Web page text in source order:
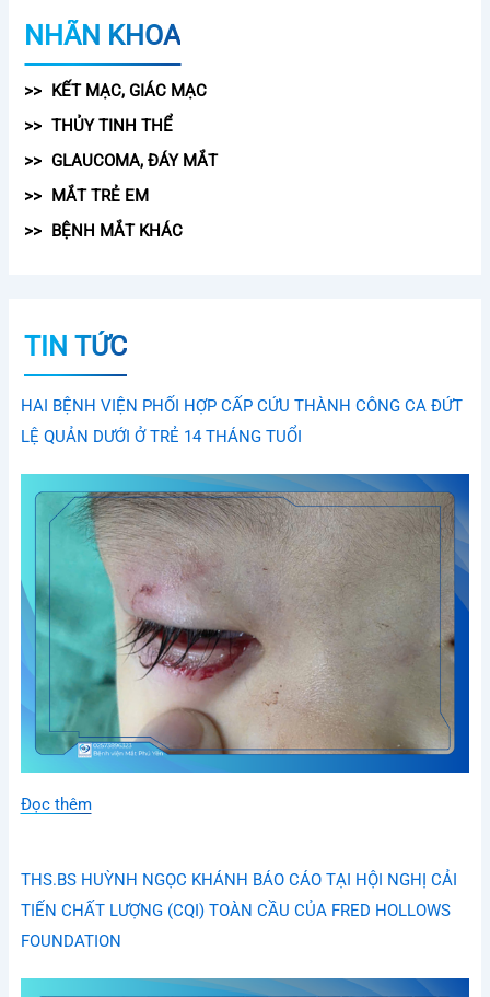
NHÃN KHOA
KẾT MẠC, GIÁC MẠC
THỦY TINH THỂ
GLAUCOMA, ĐÁY MẮT
MẮT TRẺ EM
BỆNH MẮT KHÁC
TIN TỨC
HAI BỆNH VIỆN PHỐI HỢP CẤP CỨU THÀNH CÔNG CA ĐỨT
LỆ QUẢN DƯỚI Ở TRẺ 14 THÁNG TUỔI
Đọc thêm
THS.BS HUỲNH NGỌC KHÁNH BÁO CÁO TẠI HỘI NGHỊ CẢI
TIẾN CHẤT LƯỢNG (CQI) TOÀN CẦU CỦA FRED HOLLOWS
FOUNDATION